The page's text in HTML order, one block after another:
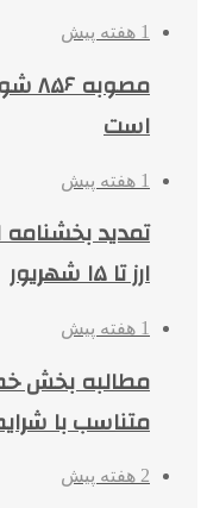
1 هفته پیش
است
1 هفته پیش
تمدید بخشنامه
ارز تا ۱۵ شهریور
1 هفته پیش
مطالبه بخش
متناسب با
2 هفته پیش